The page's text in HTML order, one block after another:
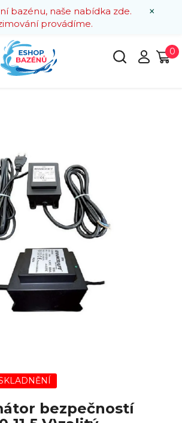
×
bazénu, naše nabídka zde.
provádíme.
0
bezpečností